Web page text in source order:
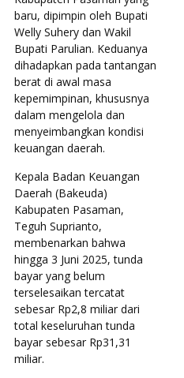
baru, dipimpin oleh Bupati
Welly Suhery dan Wakil
Bupati Parulian. Keduanya
dihadapkan pada tantangan
berat di awal masa
kepemimpinan, khususnya
dalam mengelola dan
menyeimbangkan kondisi
keuangan daerah.
Kepala Badan Keuangan
Daerah (Bakeuda)
Kabupaten Pasaman,
Teguh Suprianto,
membenarkan bahwa
hingga 3 Juni 2025, tunda
bayar yang belum
terselesaikan tercatat
sebesar Rp2,8 miliar dari
total keseluruhan tunda
bayar sebesar Rp31,31
miliar.